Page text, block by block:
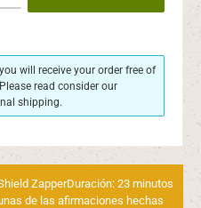
will receive your order free of
read consider our
shipping.
ZapperDuración: 23 minutos
de las afirmaciones hechas